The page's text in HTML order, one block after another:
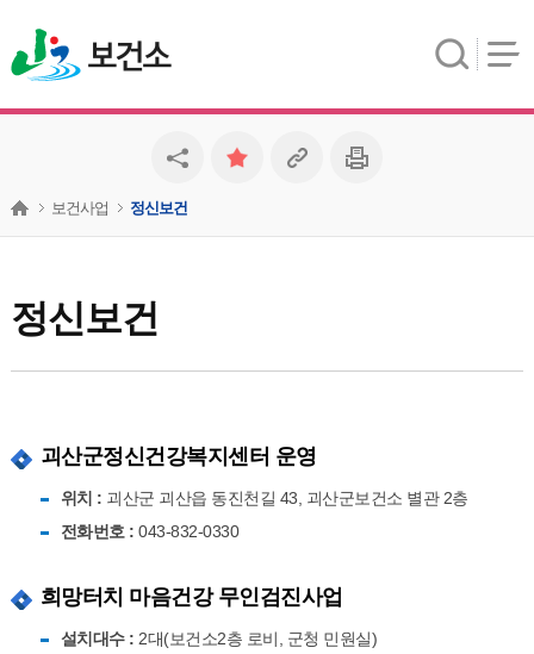
보건소
정신보건
보건사업 정신보건
괴산군정신건강복지센터 운영
위치 : 괴산군 괴산읍 동진천길 43, 괴산군보건소 별관 2층
전화번호 :043-832-0330
희망터치 마음건강 무인검진사업
설치대수 : 2대(보건소2층 로비, 군청 민원실)